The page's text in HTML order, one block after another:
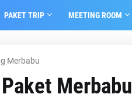
PAKET TRIP MEETING ROOM
Merbabu